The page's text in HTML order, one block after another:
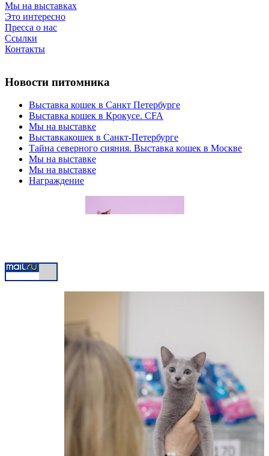
Мы на выставках
Это интересно
Пресса о нас
Ссылки
Контакты
Новости питомника
Выставка кошек в Санкт Петербурге
Выставка кошек в Крокусе. CFA
Мы на выставке
Выставкакошек в Санкт-Петербурге
Тайна северного сияния. Выставка кошек в Москве
Мы на выставке
Мы на выставке
Награждение